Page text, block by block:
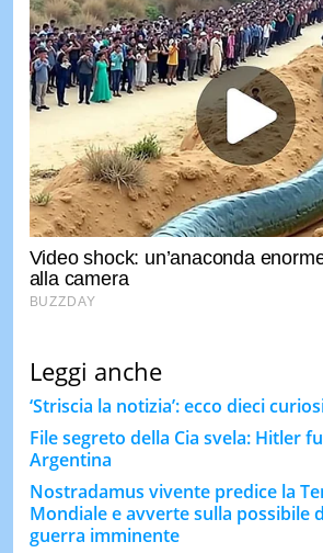
Leggi anche
‘Striscia la notizia’: ecco dieci
File segreto della Cia svela: Hitler
Argentina
Nostradamus vivente predice la
Mondiale e avverte sulla possibile
guerra imminente